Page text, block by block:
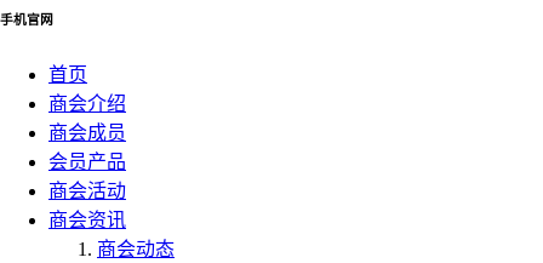
手机官网
首页
商会介绍
商会成员
会员产品
商会活动
商会资讯
商会动态